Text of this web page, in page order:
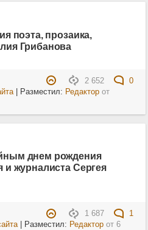
поэта, прозаика,
Грибанова
2 652
0
| Разместил: Редакторот
днем рождения
и журналиста Сергея
1 687
1
| Разместил: Редакторот 6